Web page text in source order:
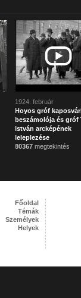
1924. február
Hoyos gróf
beszámolója és gróf
István arcképének
leleplezése
80367 megtekintés
Főoldal
Témák
Személyek
Helyek